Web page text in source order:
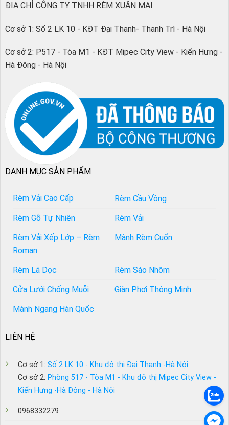
ĐỊA CHỈ CÔNG TY TNHH RÈM XUÂN MAI
Cơ sở 1: Số 2 LK 10 - KĐT Đại Thanh- Thanh Trì - Hà Nội
Cơ sở 2: P517 - Tòa M1 - KĐT Mipec City View - Kiến Hưng -
Hà Đông - Hà Nội
DANH MỤC SẢN PHẨM
Rèm Vải Cao Cấp
Rèm Cầu Vồng
Rèm Gỗ Tự Nhiên
Rèm Vải
Rèm Vải Xếp Lớp – Rèm
Roman
Mành Rèm Cuốn
Rèm Lá Dọc
Rèm Sáo Nhôm
Cửa Lưới Chống Muỗi
Giàn Phơi Thông Minh
Mành Ngang Hàn Quốc
LIÊN HỆ
Cơ sở 1: Số 2 LK 10 - Khu đô thị Đại Thanh -Hà Nội
Cơ sở 2: Phòng 517 - Tòa M1 - Khu đô thị Mipec City View -
Kiến Hưng -Hà Đông - Hà Nội
0968332279